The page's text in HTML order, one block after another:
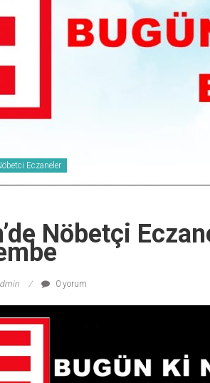
Eczaneler
Nöbetçi
0 yorum